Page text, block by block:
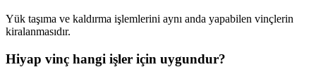
Yük taşıma ve kaldırma işlemlerini aynı anda yapabilen vinçlerin
kiralanmasıdır.
Hiyap vinç hangi işler için uygundur?